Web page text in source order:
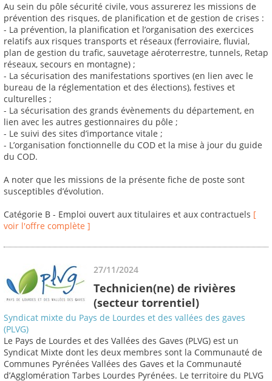
Au sein du pôle sécurité civile, vous assurerez les missions de
prévention des risques, de planification et de gestion de crises :
- La prévention, la planification et l’organisation des exercices
relatifs aux risques transports et réseaux (ferroviaire, fluvial,
plan de gestion du trafic, sauvetage aéroterrestre, tunnels, Retap
réseaux, secours en montagne) ;
- La sécurisation des manifestations sportives (en lien avec le
bureau de la réglementation et des élections), festives et
culturelles ;
- La sécurisation des grands évènements du département, en
lien avec les autres gestionnaires du pôle ;
- Le suivi des sites d’importance vitale ;
- L’organisation fonctionnelle du COD et la mise à jour du guide
du COD.
A noter que les missions de la présente fiche de poste sont
susceptibles d’évolution.
Catégorie B - Emploi ouvert aux titulaires et aux contractuels [
voir l'offre complète ]
27/11/2024
Technicien(ne) de rivières
(secteur torrentiel)
Syndicat mixte du Pays de Lourdes et des vallées des gaves
(PLVG)
Le Pays de Lourdes et des Vallées des Gaves (PLVG) est un
Syndicat Mixte dont les deux membres sont la Communauté de
Communes Pyrénées Vallées des Gaves et la Communauté
d’Agglomération Tarbes Lourdes Pyrénées. Le territoire du PLVG